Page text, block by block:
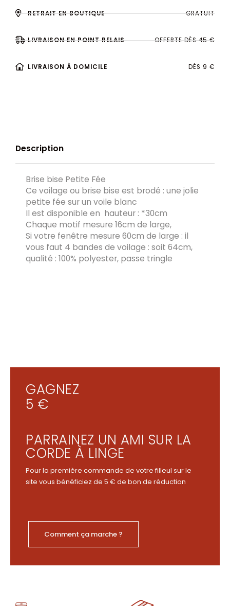
RETRAIT EN BOUTIQUE GRATUIT
LIVRAISON EN POINT RELAIS OFFERTE DÈS 45 €
LIVRAISON À DOMICILE DÈS 9 €
Description
Brise bise Petite Fée
Ce voilage ou brise bise est brodé : une jolie
petite fée sur un voile blanc
Il est disponible en hauteur : *30cm
Chaque motif mesure 16cm de large,
Si votre fenêtre mesure 60cm de large : il
vous faut 4 bandes de voilage : soit 64cm,
qualité : 100% polyester, passe tringle
GAGNEZ
5 €
PARRAINEZ UN AMI SUR LA
CORDE À LINGE
Pour la première commande de votre filleul sur le
site vous bénéficiez de 5 € de bon de réduction
Comment ça marche ?